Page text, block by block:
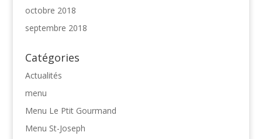
octobre 2018
septembre 2018
Catégories
Actualités
menu
Menu Le Ptit Gourmand
Menu St-Joseph